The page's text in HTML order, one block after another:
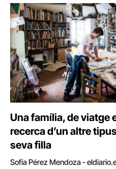
Una família, de viatge
recerca d’un altre
seva filla
Sofía Pérez Mendoza -